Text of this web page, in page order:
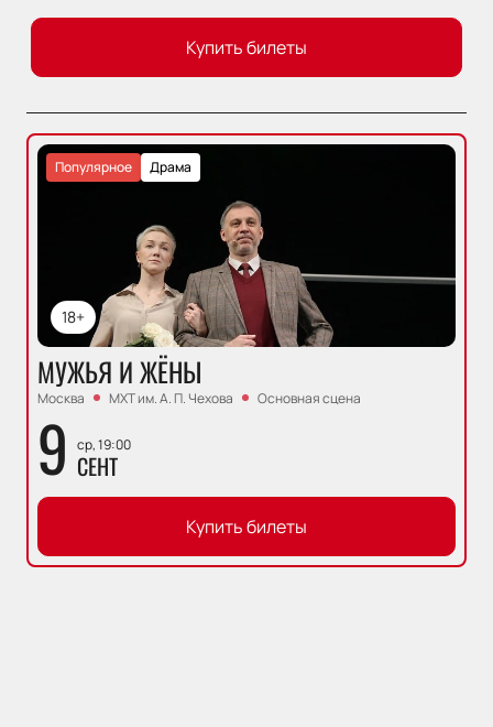
Купить билеты
18+
Драма
Популярное
МУЖЬЯ И ЖЁНЫ
Москва МХТ им. А. П. Чехова Основная сцена
9 ср, 19:00
СЕНТ
Купить билеты